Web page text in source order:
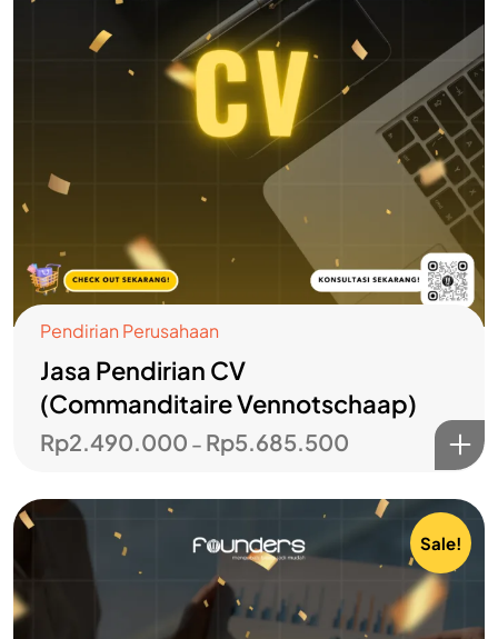
Pendirian Perusahaan
Jasa Pendirian CV
(Commanditaire Vennotschaap)
Rp2.490.000 – Rp5.685.500
Sale!